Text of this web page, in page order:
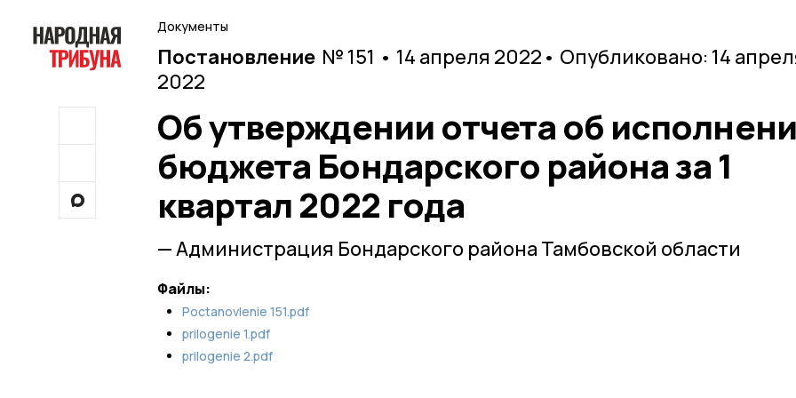
Документы
Постановление № 151 • 14 апреля 2022 • Опубликовано: 14
2022
Об утверждении отчета об
бюджета Бондарского района за 1
квартал 2022 года
— Администрация Бондарского района Тамбовской области
Файлы:
Poctanovlenie 151.pdf
prilogenie 1.pdf
prilogenie 2.pdf